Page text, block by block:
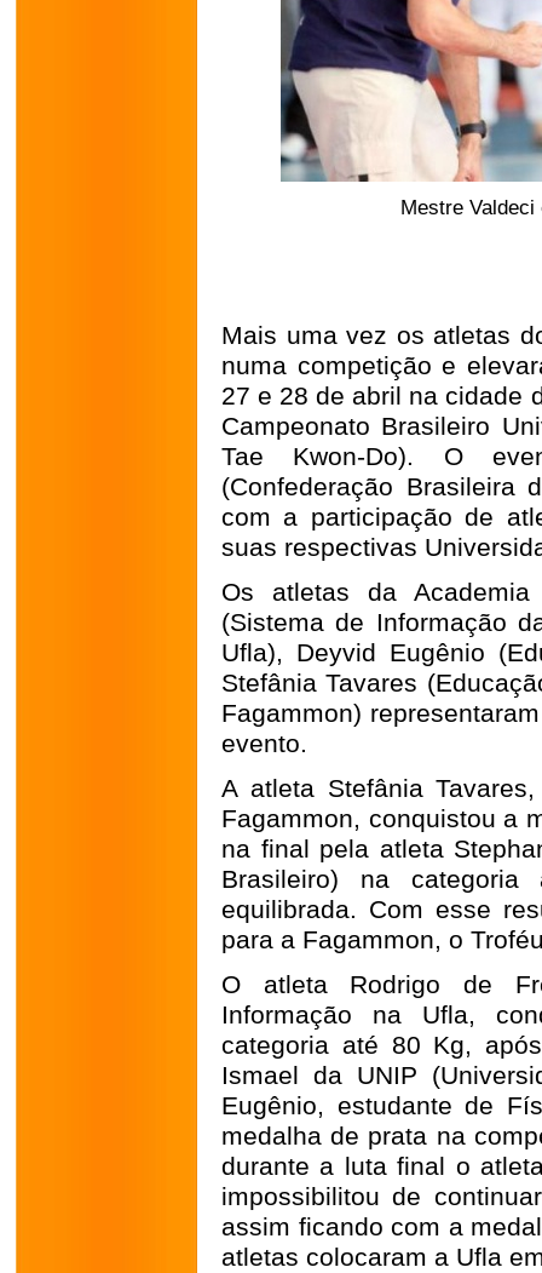
Mestre Valdeci
Mais uma vez os atletas
numa competição e
27 e 28 de abril na cidade
Campeonato Brasileiro
Tae Kwon-Do). O
(Confederação Brasileira
com a participação de
suas respectivas
Os atletas da
(Sistema de Informação
Ufla), Deyvid Eugênio
Stefânia Tavares
Fagammon)
evento.
A atleta Stefânia
Fagammon, conquistou a
na final pela atleta
Brasileiro) na
equilibrada. Com esse
para a Fagammon, o
O atleta Rodrigo de
Informação na Ufla,
categoria até 80 Kg,
Ismael da UNIP
Eugênio, estudante de
medalha de prata na
durante a luta final o
impossibilitou de
assim ficando com a
atletas colocaram a Ufla